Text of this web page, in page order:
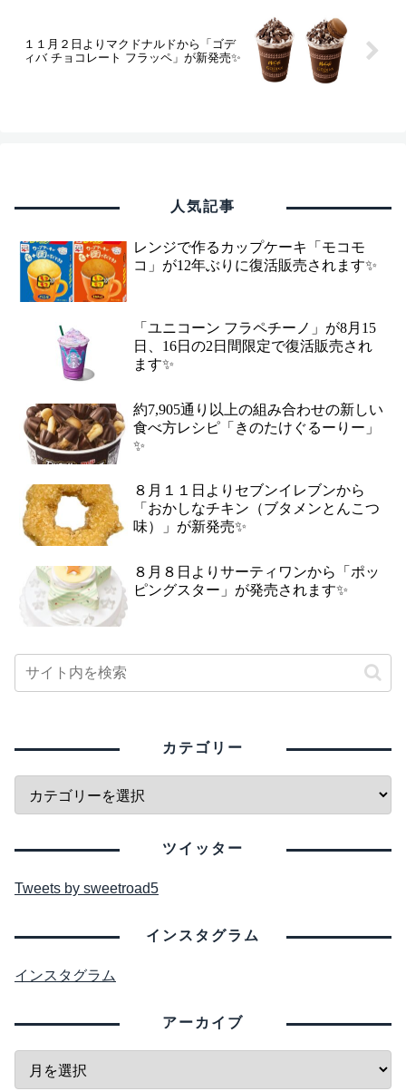
１１月２日よりマクドナルドから「ゴデ
ィバ チョコレート フラッペ」が新発売✨
人気記事
レンジで作るカップケーキ「モコモ
コ」が12年ぶりに復活販売されます✨
「ユニコーン フラペチーノ」が8月15
日、16日の2日間限定で復活販売され
ます✨
約7,905通り以上の組み合わせの新しい
食べ方レシピ「きのたけぐるーりー」
✨
８月１１日よりセブンイレブンから
「おかしなチキン（ブタメンとんこつ
味）」が新発売✨
８月８日よりサーティワンから「ポッ
ピングスター」が発売されます✨
カテゴリー
ツイッター
Tweets by sweetroad5
インスタグラム
インスタグラム
アーカイブ